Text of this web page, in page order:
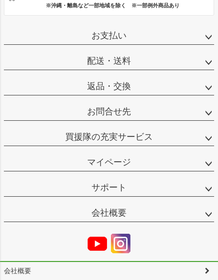
※沖縄・離島など一部地域を除く ※一部例外商品あり
お支払い
配送・送料
返品・交換
お問合せ先
買援隊の充実サービス
マイページ
サポート
会社概要
会社概要